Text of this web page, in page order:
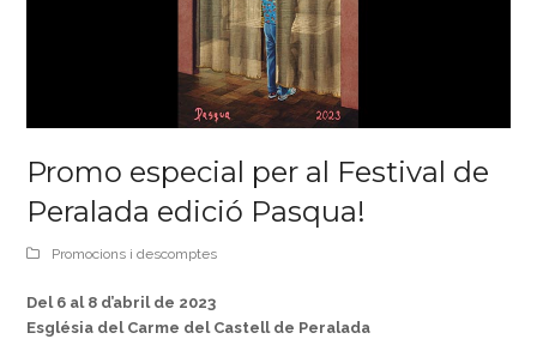
Promo especial per al Festival de
Peralada edició Pasqua!
Promocions i descomptes
Del 6 al 8 d’abril de 2023
Església del Carme del Castell de Peralada